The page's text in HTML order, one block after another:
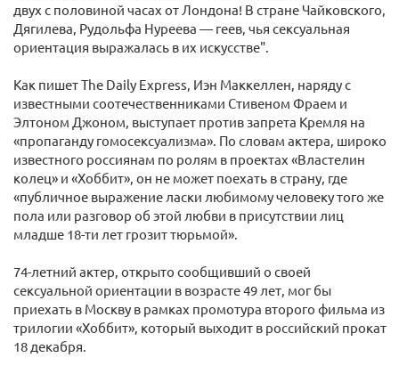
двух с половиной часах от Лондона! В стране Чайковского,
Дягилева, Рудольфа Нуреева — геев, чья сексуальная
ориентация выражалась в их искусстве".
Как пишет The Daily Express, Иэн Маккеллен, наряду с
известными соотечественниками Стивеном Фраем и
Элтоном Джоном, выступает против запрета Кремля на
«пропаганду гомосексуализма». По словам актера, широко
известного россиянам по ролям в проектах «Властелин
колец» и «Хоббит», он не может поехать в страну, где
«публичное выражение ласки любимому человеку того же
пола или разговор об этой любви в присутствии лиц
младше 18-ти лет грозит тюрьмой».
74-летний актер, открыто сообщивший о своей
сексуальной ориентации в возрасте 49 лет, мог бы
приехать в Москву в рамках промотура второго фильма из
трилогии «Хоббит», который выходит в российский прокат
18 декабря.